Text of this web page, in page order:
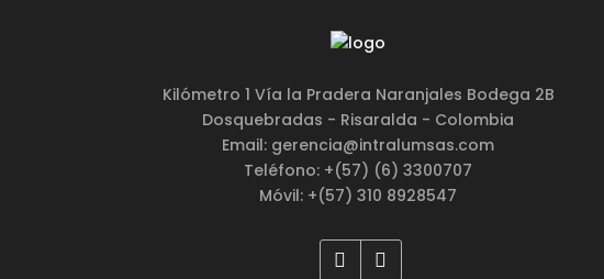
Kilómetro 1 Vía la Pradera Naranjales Bodega 2B
Dosquebradas - Risaralda - Colombia
Email: gerencia@intralumsas.com
Teléfono: +(57) (6) 3300707
Móvil: +(57) 310 8928547